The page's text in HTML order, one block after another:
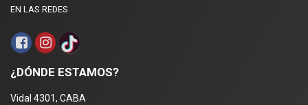
EN LAS REDES
¿DÓNDE ESTAMOS?
Vidal 4301, CABA